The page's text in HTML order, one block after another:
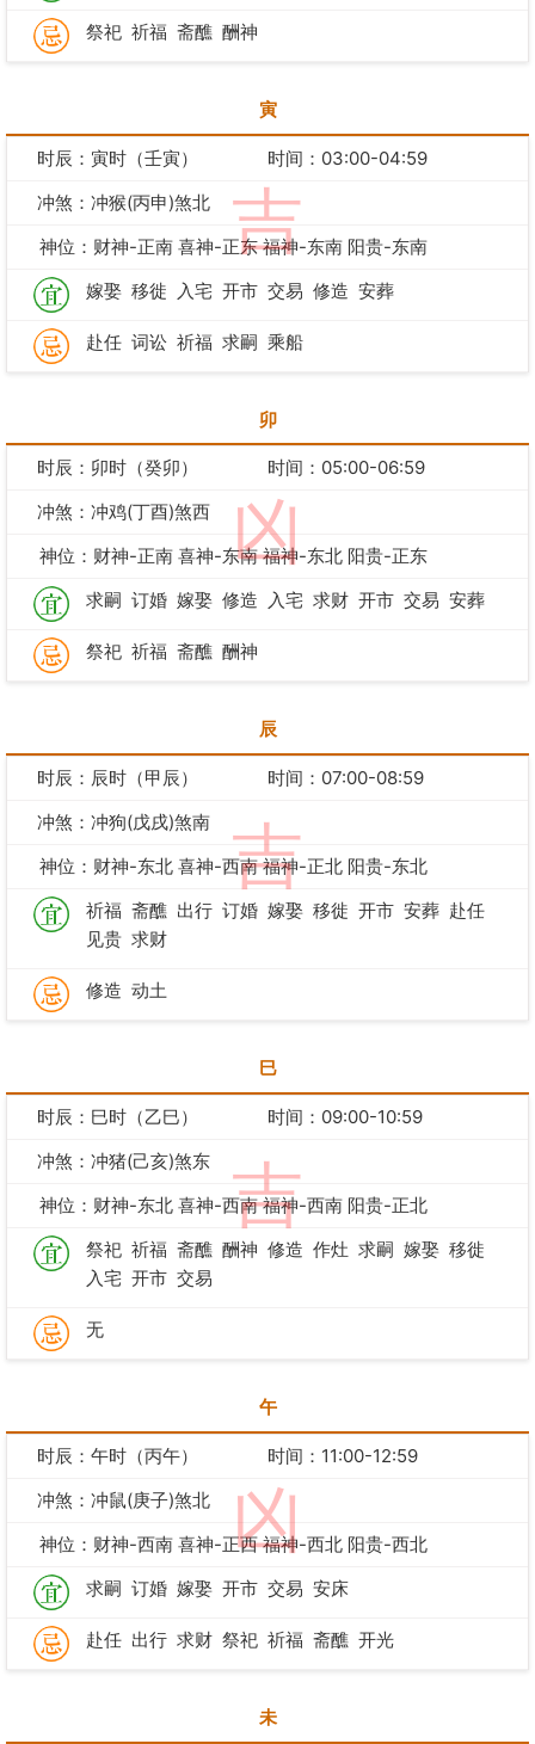
祭祀 祈福 斋醮 酬神
寅
吉
时辰：寅时（壬寅）
时间：03:00-04:59
冲煞：冲猴(丙申)煞北
神位：财神-正南 喜神-正东 福神-东南 阳贵-东南
嫁娶 移徙 入宅 开市 交易 修造 安葬
赴任 词讼 祈福 求嗣 乘船
卯
凶
时辰：卯时（癸卯）
时间：05:00-06:59
冲煞：冲鸡(丁酉)煞西
神位：财神-正南 喜神-东南 福神-东北 阳贵-正东
求嗣 订婚 嫁娶 修造 入宅 求财 开市 交易 安葬
祭祀 祈福 斋醮 酬神
辰
吉
时辰：辰时（甲辰）
时间：07:00-08:59
冲煞：冲狗(戊戌)煞南
神位：财神-东北 喜神-西南 福神-正北 阳贵-东北
祈福 斋醮 出行 订婚 嫁娶 移徙 开市 安葬 赴任
见贵 求财
修造 动土
巳
吉
时辰：巳时（乙巳）
时间：09:00-10:59
冲煞：冲猪(己亥)煞东
神位：财神-东北 喜神-西南 福神-西南 阳贵-正北
祭祀 祈福 斋醮 酬神 修造 作灶 求嗣 嫁娶 移徙
入宅 开市 交易
无
午
凶
时辰：午时（丙午）
时间：11:00-12:59
冲煞：冲鼠(庚子)煞北
神位：财神-西南 喜神-正西 福神-西北 阳贵-西北
求嗣 订婚 嫁娶 开市 交易 安床
赴任 出行 求财 祭祀 祈福 斋醮 开光
未